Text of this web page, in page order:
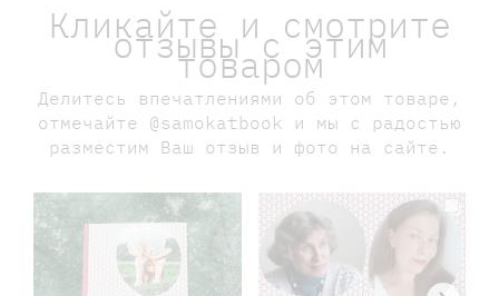
Кликайте и смотрите
отзывы с этим
товаром
Делитесь впечатлениями об этом товаре,
отмечайте @samokatbook и мы с радостью
разместим Ваш отзыв и фото на сайте.